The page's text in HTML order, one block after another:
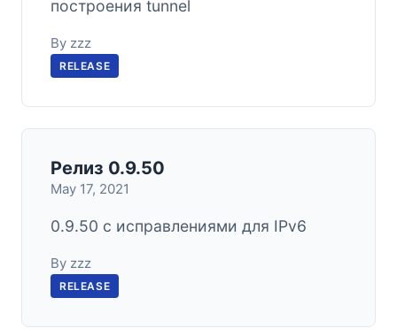
построения tunnel
By zzz
RELEASE
Релиз 0.9.50
May 17, 2021
0.9.50 с исправлениями для IPv6
By zzz
RELEASE